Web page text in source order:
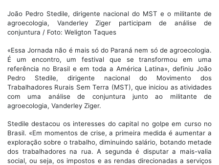
João Pedro Stedile, dirigente nacional do MST e o militante de
agroecologia, Vanderley Ziger participam de análise de
conjuntura / Foto: Weligton Taques
«Essa Jornada não é mais só do Paraná nem só de agroecologia.
É um encontro, um festival que se transformou em uma
referência no Brasil e em toda a América Latina», definiu João
Pedro Stedile, dirigente nacional do Movimento dos
Trabalhadores Rurais Sem Terra (MST), que iniciou as atividades
com uma análise de conjuntura junto ao militante de
agroecologia, Vanderley Ziger.
Stedile destacou os interesses do capital no golpe em curso no
Brasil. «Em momentos de crise, a primeira medida é aumentar a
exploração sobre o trabalho, diminuindo salário, botando metade
dos trabalhadores na rua. A segunda é disputar a mais-valia
social, ou seja, os impostos e as rendas direcionadas a serviços